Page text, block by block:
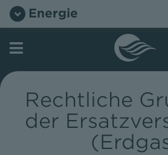
Zum
InhaltEnergie
Rechtliche
der